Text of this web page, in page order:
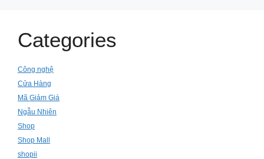
Categories
Công nghệ
Cửa Hàng
Mã Giảm Giá
Ngẫu Nhiên
Shop
Shop Mall
shopii